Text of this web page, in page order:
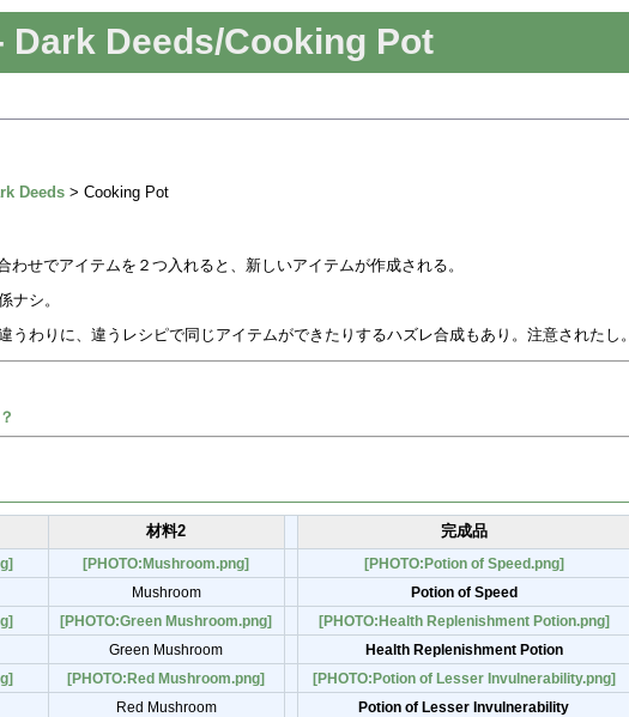
Dark Deeds/Cooking Pot
Deeds > Cooking Pot
わせでアイテムを２つ入れると、新しいアイテムが作成される。
ナシ。
うわりに、違うレシピで同じアイテムができたりするハズレ合成もあり。注意されたし。
材料2 完成品
[PHOTO:Mushroom.png]
[PHOTO:Potion of Speed.png]
Mushroom
Potion of Speed
[PHOTO:Green Mushroom.png]
[PHOTO:Health Replenishment Potion.png]
Green Mushroom
Health Replenishment Potion
[PHOTO:Red Mushroom.png]
[PHOTO:Potion of Lesser Invulnerability.png]
Red Mushroom
Potion of Lesser Invulnerability